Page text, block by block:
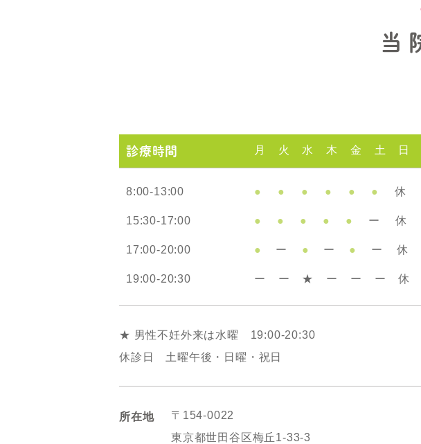
当
診療時間 月 火 水 木 金 土 日
8:00-13:00 ● ● ● ● ● ● 休
15:30-17:00 ● ● ● ● ● ー 休
17:00-20:00 ● ー ● ー ● ー 休
19:00-20:30 ー ー ★ ー ー ー 休
★ 男性不妊外来は水曜 19:00-20:30
休診日 土曜午後・日曜・祝日
所在地
〒154-0022
東京都世田谷区梅丘1-33-3